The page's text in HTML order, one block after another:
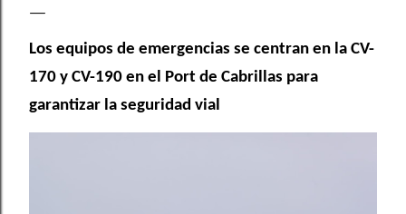
Los equipos de emergencias se centran en la CV-
170 y CV-190 en el Port de Cabrillas para
garantizar la seguridad vial